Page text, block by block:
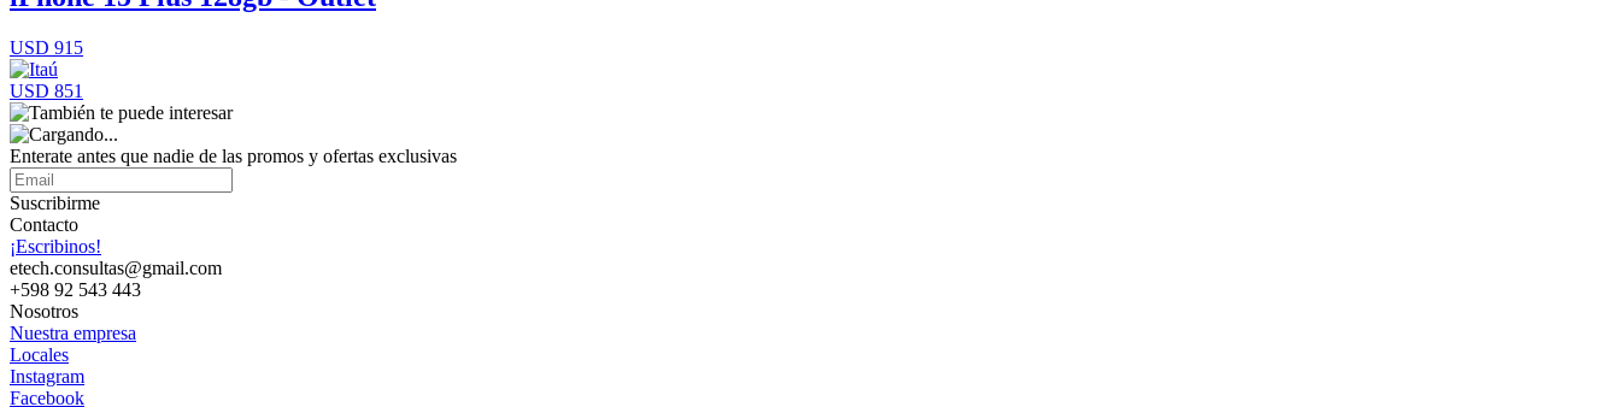
USD 915
USD 851
Enterate antes que nadie de las promos y ofertas exclusivas
Suscribirme
Contacto
¡Escribinos!
etech.consultas@gmail.com
+598 92 543 443
Nosotros
Nuestra empresa
Locales
Instagram
Facebook